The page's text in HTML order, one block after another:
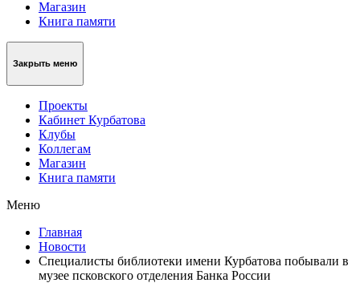
Магазин
Книга памяти
Закрыть меню
Проекты
Кабинет Курбатова
Клубы
Коллегам
Магазин
Книга памяти
Меню
Главная
Новости
Специалисты библиотеки имени Курбатова побывали в
музее псковского отделения Банка России